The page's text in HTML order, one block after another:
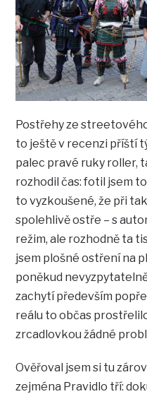
Postřehy ze
to ještě v recenzi příští
palec pravé ruky roller,
rozhodil čas: fotil jsem
to vyzkoušené, že při
spolehlivě ostře – s
režim, ale rozhodně ta
jsem plošné ostření na
poněkud
zachytí především
reálu to občas
zrcadlovkou žádné
Ověřoval jsem si tu
zejména Pravidlo tří: